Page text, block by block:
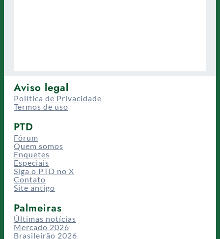
Aviso legal
Política de Privacidade
Termos de uso
PTD
Fórum
Quem somos
Enquetes
Especiais
Siga o PTD no X
Contato
Site antigo
Palmeiras
Últimas notícias
Mercado 2026
Brasileirão 2026